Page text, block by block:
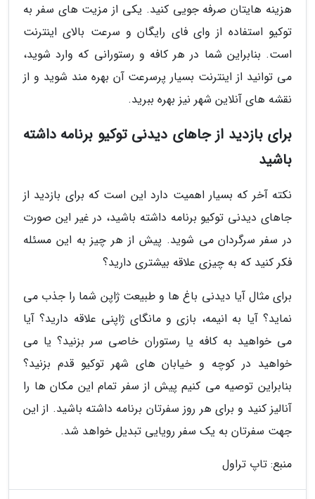
هزینه هایتان صرفه جویی کنید. یکی از مزیت های سفر به
توکیو استفاده از وای فای رایگان و سرعت بالای اینترنت
است. بنابراین شما در هر کافه و رستورانی که وارد شوید،
می توانید از اینترنت بسیار پرسرعت آن بهره مند شوید و از
نقشه های آنلاین شهر نیز بهره ببرید.
برای بازدید از جاهای دیدنی توکیو برنامه داشته
باشید
نکته آخر که بسیار اهمیت دارد این است که برای بازدید از
جاهای دیدنی توکیو برنامه داشته باشید، در غیر این صورت
در سفر سرگردان می شوید. پیش از هر چیز به این مسئله
فکر کنید که به چیزی علاقه بیشتری دارید؟
برای مثال آیا دیدنی باغ ها و طبیعت ژاپن شما را جذب می
نماید؟ آیا به انیمه، بازی و مانگای ژاپنی علاقه دارید؟ آیا
می خواهید به کافه یا رستوران خاصی سر بزنید؟ یا می
خواهید در کوچه و خیابان های شهر توکیو قدم بزنید؟
بنابراین توصیه می کنیم پیش از سفر تمام این مکان ها را
آنالیز کنید و برای هر روز سفرتان برنامه داشته باشید. از این
جهت سفرتان به یک سفر رویایی تبدیل خواهد شد.
منبع: تاپ تراول